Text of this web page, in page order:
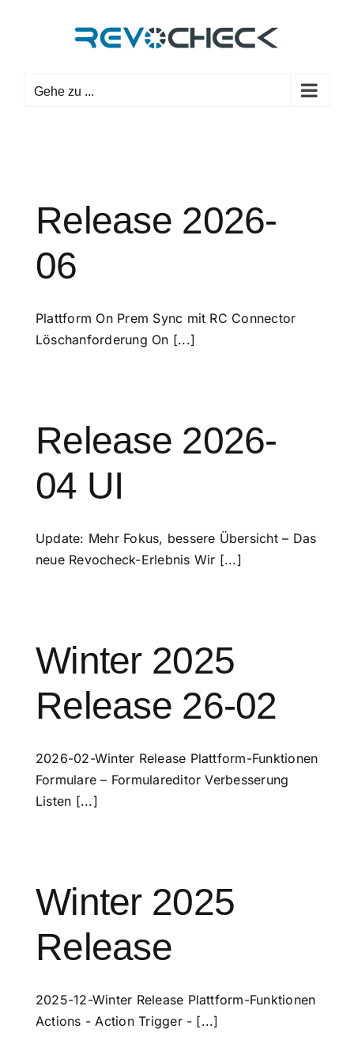
Gehe zu ...
Release 2026-
06
Plattform On Prem Sync mit RC Connector
Löschanforderung On [...]
Release 2026-
04 UI
Update: Mehr Fokus, bessere Übersicht – Das
neue Revocheck-Erlebnis Wir [...]
Winter 2025
Release 26-02
2026-02-Winter Release Plattform-Funktionen
Formulare – Formulareditor Verbesserung
Listen [...]
Winter 2025
Release
2025-12-Winter Release Plattform-Funktionen
Actions - Action Trigger - [...]